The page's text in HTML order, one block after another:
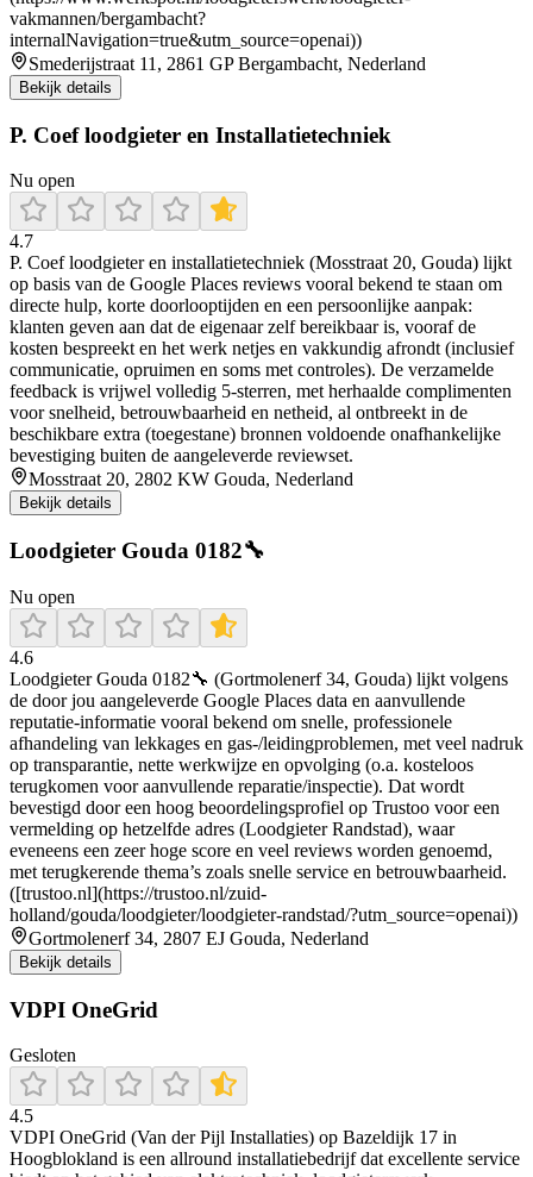
vakmannen/bergambacht?
internalNavigation=true&utm_source=openai))
Smederijstraat 11, 2861 GP Bergambacht, Nederland
Bekijk details
P. Coef loodgieter en Installatietechniek
Nu open
4.7
P. Coef loodgieter en installatietechniek (Mosstraat 20, Gouda) lijkt
op basis van de Google Places reviews vooral bekend te staan om
directe hulp, korte doorlooptijden en een persoonlijke aanpak:
klanten geven aan dat de eigenaar zelf bereikbaar is, vooraf de
kosten bespreekt en het werk netjes en vakkundig afrondt (inclusief
communicatie, opruimen en soms met controles). De verzamelde
feedback is vrijwel volledig 5-sterren, met herhaalde complimenten
voor snelheid, betrouwbaarheid en netheid, al ontbreekt in de
beschikbare extra (toegestane) bronnen voldoende onafhankelijke
bevestiging buiten de aangeleverde reviewset.
Mosstraat 20, 2802 KW Gouda, Nederland
Bekijk details
Loodgieter Gouda 0182🔧
Nu open
4.6
Loodgieter Gouda 0182🔧 (Gortmolenerf 34, Gouda) lijkt volgens
de door jou aangeleverde Google Places data en aanvullende
reputatie-informatie vooral bekend om snelle, professionele
afhandeling van lekkages en gas-/leidingproblemen, met veel nadruk
op transparantie, nette werkwijze en opvolging (o.a. kosteloos
terugkomen voor aanvullende reparatie/inspectie). Dat wordt
bevestigd door een hoog beoordelingsprofiel op Trustoo voor een
vermelding op hetzelfde adres (Loodgieter Randstad), waar
eveneens een zeer hoge score en veel reviews worden genoemd,
met terugkerende thema’s zoals snelle service en betrouwbaarheid.
([trustoo.nl](https://trustoo.nl/zuid-
holland/gouda/loodgieter/loodgieter-randstad/?utm_source=openai))
Gortmolenerf 34, 2807 EJ Gouda, Nederland
Bekijk details
VDPI OneGrid
Gesloten
4.5
VDPI OneGrid (Van der Pijl Installaties) op Bazeldijk 17 in
Hoogblokland is een allround installatiebedrijf dat excellente service